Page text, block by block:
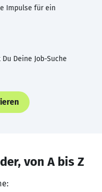
Impulse für ein
Deine Job-Suche
von A bis Z